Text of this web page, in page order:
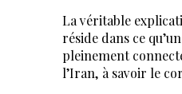
La véritable
réside dans ce
pleinement
l’Iran, à savoir le